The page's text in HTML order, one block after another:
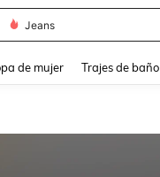
Jeans
de mujer Trajes de baño